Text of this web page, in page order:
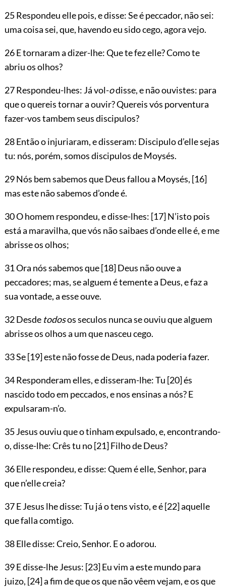
25 Respondeu elle pois, e disse: Se é peccador, não sei:
uma coisa sei, que, havendo eu sido cego, agora vejo.
26 E tornaram a dizer-lhe: Que te fez elle? Como te
abriu os olhos?
27 Respondeu-lhes: Já vol-odisse, e não ouvistes: para
que o quereis tornar a ouvir? Quereis vós porventura
fazer-vos tambem seus discipulos?
28 Então o injuriaram, e disseram: Discipulo d’elle sejas
tu: nós, porém, somos discipulos de Moysés.
29 Nós bem sabemos que Deus fallou a Moysés, [16]
mas este não sabemos d’onde é.
30 O homem respondeu, e disse-lhes: [17]N’isto pois
está a maravilha, que vós não saibaes d’onde elle é, e me
abrisse os olhos;
31 Ora nós sabemos que[18]Deus não ouve a
peccadores; mas, se alguem é temente a Deus, e faz a
sua vontade, a esse ouve.
32 Desde todosos seculos nunca se ouviu que alguem
abrisse os olhos a um que nasceu cego.
33 Se[19]este não fosse de Deus, nada poderia fazer.
34 Responderam elles, e disseram-lhe: Tu [20]és
nascido todo em peccados, e nos ensinas a nós? E
expulsaram-n’o.
35 Jesus ouviu que o tinham expulsado, e, encontrando-
o, disse-lhe: Crês tu no[21]Filho de Deus?
36 Elle respondeu, e disse: Quem é elle, Senhor, para
que n’elle creia?
37 E Jesus lhe disse: Tu já o tens visto, e é[22]aquelle
que falla comtigo.
38 Elle disse: Creio, Senhor. E o adorou.
39 E disse-lhe Jesus: [23]Eu vim a este mundo para
juizo, [24]a fim de que os que não vêem vejam, e os que